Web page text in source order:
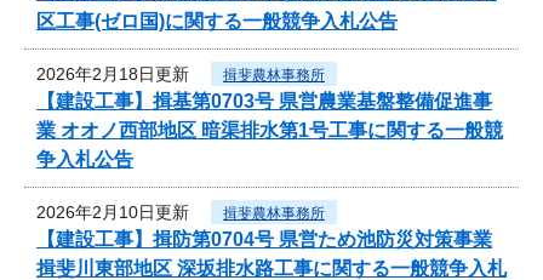
区工事(ゼロ国)に関する一般競争入札公告
2026年2月18日更新 揖斐農林事務所
【建設工事】揖基第0703号 県営農業基盤整備促進事
業 オオノ西部地区 暗渠排水第1号工事に関する一般競
争入札公告
2026年2月10日更新 揖斐農林事務所
【建設工事】揖防第0704号 県営ため池防災対策事業
揖斐川東部地区 深坂排水路工事に関する一般競争入札